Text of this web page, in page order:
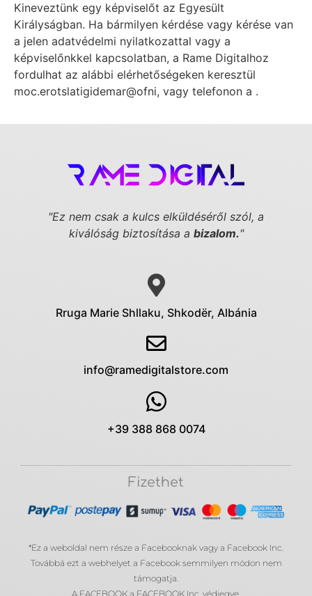
Kineveztünk egy képviselőt az Egyesült
Királyságban. Ha bármilyen kérdése vagy kérése van
a jelen adatvédelmi nyilatkozattal vagy a
képviselőnkkel kapcsolatban, a Rame Digitalhoz
fordulhat az alábbi elérhetőségeken keresztül
moc.erotslatigidemar@ofni, vagy telefonon a .
"Ez nem csak a kulcs elküldéséről szól, a
kiválóság biztosítása a bizalom."
Rruga Marie Shllaku, Shkodër, Albánia
info@ramedigitalstore.com
+39 388 868 0074
Fizethet
*Ez a weboldal nem része a Facebooknak vagy a Facebook Inc.
Továbbá ezt a webhelyet a Facebook semmilyen módon nem
támogatja.
A FACEBOOK a FACEBOOK Inc. védjegye.